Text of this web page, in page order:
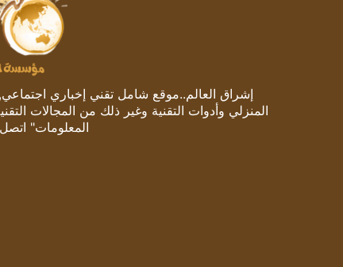
إشراق العالم..موقع شامل تقني إخباري اجتماعي,
المنزلي وأدوات التقنية وغير ذلك من المجالات
المعلومات" اتصل